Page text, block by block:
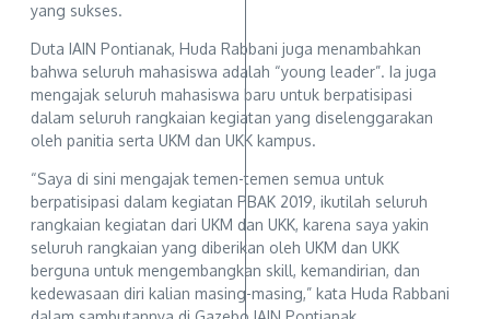
yang sukses.
Duta IAIN Pontianak, Huda Rabbani juga menambahkan
bahwa seluruh mahasiswa adalah “young leader”. Ia juga
mengajak seluruh mahasiswa baru untuk berpatisipasi
dalam seluruh rangkaian kegiatan yang diselenggarakan
oleh panitia serta UKM dan UKK kampus.
“Saya di sini mengajak temen-temen semua untuk
berpatisipasi dalam kegiatan PBAK 2019, ikutilah seluruh
rangkaian kegiatan dari UKM dan UKK, karena saya yakin
seluruh rangkaian yang diberikan oleh UKM dan UKK
berguna untuk mengembangkan skill, kemandirian, dan
kedewasaan diri kalian masing-masing,” kata Huda Rabbani